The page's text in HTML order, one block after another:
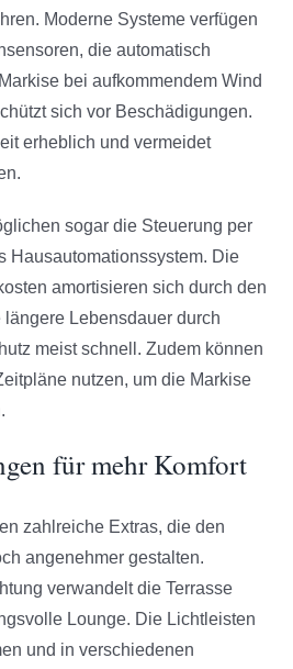
Moderne Systeme verfügen
die automatisch
bei aufkommendem Wind
sich vor Beschädigungen.
erheblich und vermeidet
sogar die Steuerung per
Hausautomationssystem. Die
amortisieren sich durch den
Lebensdauer durch
meist schnell. Zudem können
nutzen, um die Markise
für mehr Komfort
zahlreiche Extras, die den
angenehmer gestalten.
verwandelt die Terrasse
Lounge. Die Lichtleisten
und in verschiedenen